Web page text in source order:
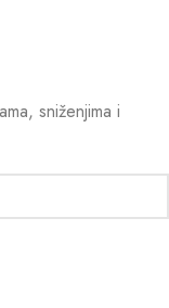
sniženjima i